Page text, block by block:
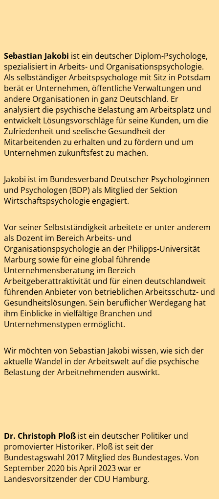
Sebastian Jakobi ist ein deutscher Diplom-Psychologe,
spezialisiert in Arbeits- und Organisationspsychologie.
Als selbständiger Arbeitspsychologe mit Sitz in Potsdam
berät er Unternehmen, öffentliche Verwaltungen und
andere Organisationen in ganz Deutschland. Er
analysiert die psychische Belastung am Arbeitsplatz und
entwickelt Lösungsvorschläge für seine Kunden, um die
Zufriedenheit und seelische Gesundheit der
Mitarbeitenden zu erhalten und zu fördern und um
Unternehmen zukunftsfest zu machen.
Jakobi ist im Bundesverband Deutscher Psychologinnen
und Psychologen (BDP) als Mitglied der Sektion
Wirtschaftspsychologie engagiert.
Vor seiner Selbstständigkeit arbeitete er unter anderem
als Dozent im Bereich Arbeits- und
Organisationspsychologie an der Philipps-Universität
Marburg sowie für eine global führende
Unternehmensberatung im Bereich
Arbeitgeberattraktivität und für einen deutschlandweit
führenden Anbieter von betrieblichen Arbeitsschutz- und
Gesundheitslösungen. Sein beruflicher Werdegang hat
ihm Einblicke in vielfältige Branchen und
Unternehmenstypen ermöglicht.
Wir möchten von Sebastian Jakobi wissen, wie sich der
aktuelle Wandel in der Arbeitswelt auf die psychische
Belastung der Arbeitnehmenden auswirkt.
Dr. Christoph Ploß ist ein deutscher Politiker und
promovierter Historiker. Ploß ist seit der
Bundestagswahl 2017 Mitglied des Bundestages. Von
September 2020 bis April 2023 war er
Landesvorsitzender der CDU Hamburg.